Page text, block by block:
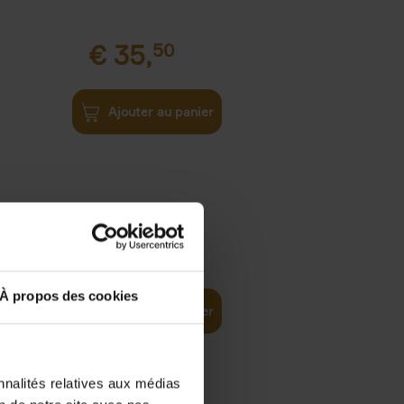
À propos des cookies
relatives aux médias
€ 35,50
Ajouter au panier
37,50
Ajouter au panier